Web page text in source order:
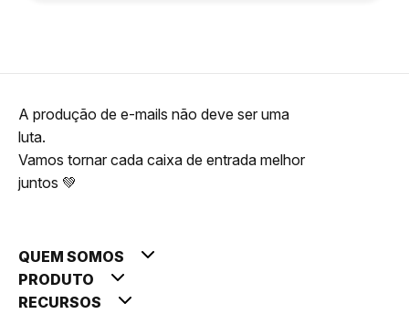
A produção de e-mails não deve ser uma
luta.
Vamos tornar cada caixa de entrada melhor
juntos 💚
QUEM SOMOS
PRODUTO
RECURSOS